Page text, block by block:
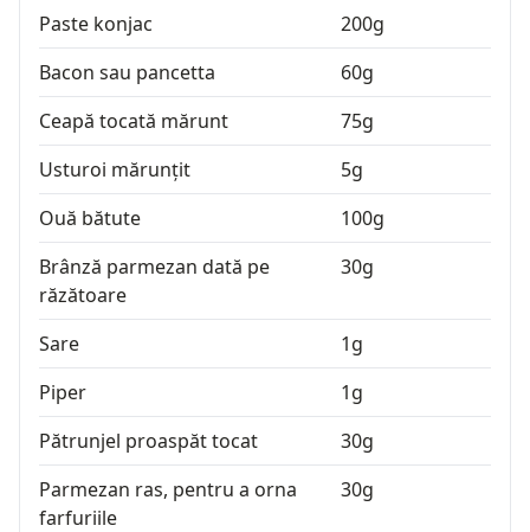
Paste konjac
200g
Bacon sau pancetta
60g
Ceapă tocată mărunt
75g
Usturoi mărunțit
5g
Ouă bătute
100g
Brânză parmezan dată pe
răzătoare
30g
Sare 1g
Piper
1g
Pătrunjel proaspăt tocat
30g
Parmezan ras, pentru a orna
farfuriile
30g